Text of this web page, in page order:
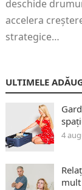
deschide
accelera
strategice…
ULTIMELE
4
mult